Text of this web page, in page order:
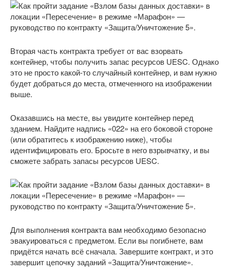
Вторая часть контракта требует от вас взорвать
контейнер, чтобы получить запас ресурсов UESC. Однако
это не просто какой-то случайный контейнер, и вам нужно
будет добраться до места, отмеченного на изображении
выше.
Оказавшись на месте, вы увидите контейнер перед
зданием. Найдите надпись «022» на его боковой стороне
(или обратитесь к изображению ниже), чтобы
идентифицировать его. Бросьте в него взрывчатку, и вы
сможете забрать запасы ресурсов UESC.
Для выполнения контракта вам необходимо безопасно
эвакуироваться с предметом. Если вы погибнете, вам
придётся начать всё сначала. Завершите контракт, и это
завершит цепочку заданий «Защита/Уничтожение».